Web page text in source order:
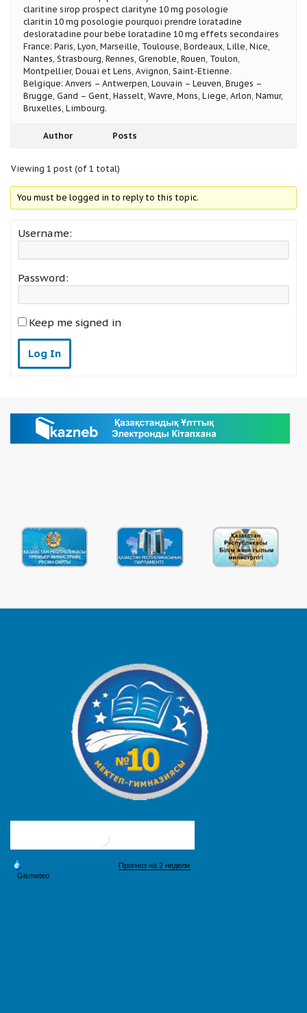
claritine sirop prospect clarityne 10 mg posologie
claritin 10 mg posologie pourquoi prendre loratadine
desloratadine pour bebe loratadine 10 mg effets secondaires
France: Paris, Lyon, Marseille, Toulouse, Bordeaux, Lille, Nice,
Nantes, Strasbourg, Rennes, Grenoble, Rouen, Toulon,
Montpellier, Douai et Lens, Avignon, Saint-Etienne.
Belgique: Anvers – Antwerpen, Louvain – Leuven, Bruges –
Brugge, Gand – Gent, Hasselt, Wavre, Mons, Liege, Arlon, Namur,
Bruxelles, Limbourg.
Author Posts
Viewing 1 post (of 1 total)
You must be logged in to reply to this topic.
Username:
Password:
Keep me signed in
Log In